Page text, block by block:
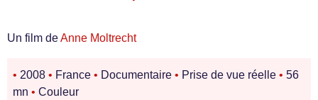
Un film deAnne Moltrecht
• 2008 • France • Documentaire • Prise de vue réelle • 56
mn • Couleur